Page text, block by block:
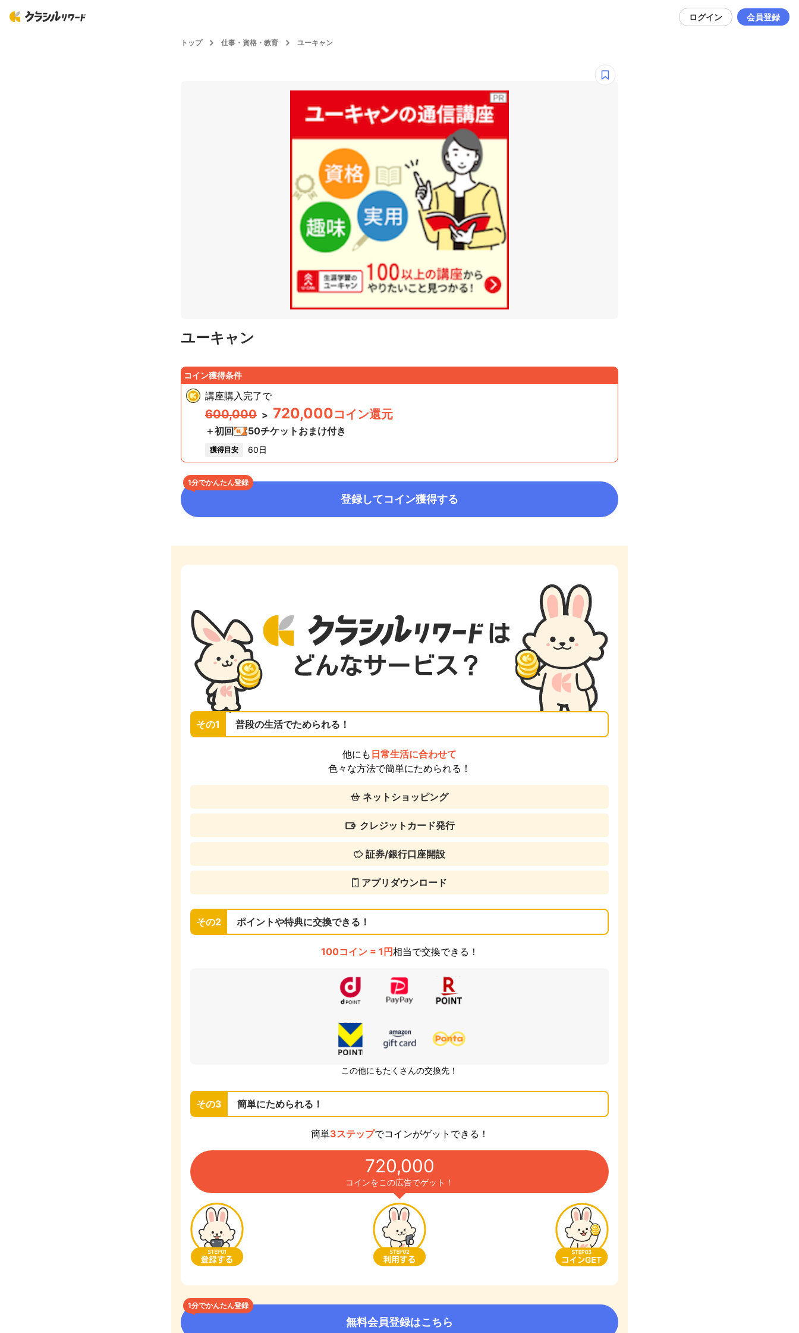
ログイン 会員登録
トップ 仕事・資格・教育 ユーキャン
ユーキャン
コイン獲得条件
講座購入完了で
600,000 > 720,000コイン還元
＋初回 50チケットおまけ付き
獲得目安 60日
1分でかんたん登録
登録してコイン獲得する
その1 普段の生活でためられる！
他にも 日常生活に合わせて
色々な方法で簡単にためられる！
ネットショッピング
クレジットカード発行
証券/銀行口座開設
アプリダウンロード
その2 ポイントや特典に交換できる！
100コイン = 1円相当で交換できる！
この他にもたくさんの交換先！
その3 簡単にためられる！
簡単3ステップでコインがゲットできる！
720,000
コインをこの広告でゲット！
1分でかんたん登録
無料会員登録はこちら